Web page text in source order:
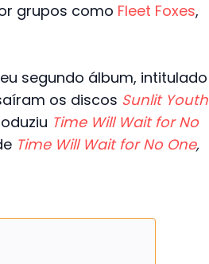
grupos como Fleet Foxes,
segundo álbum, intitulado
os discos Sunlit Youth
Time Will Wait for No
Time Will Wait for No One,